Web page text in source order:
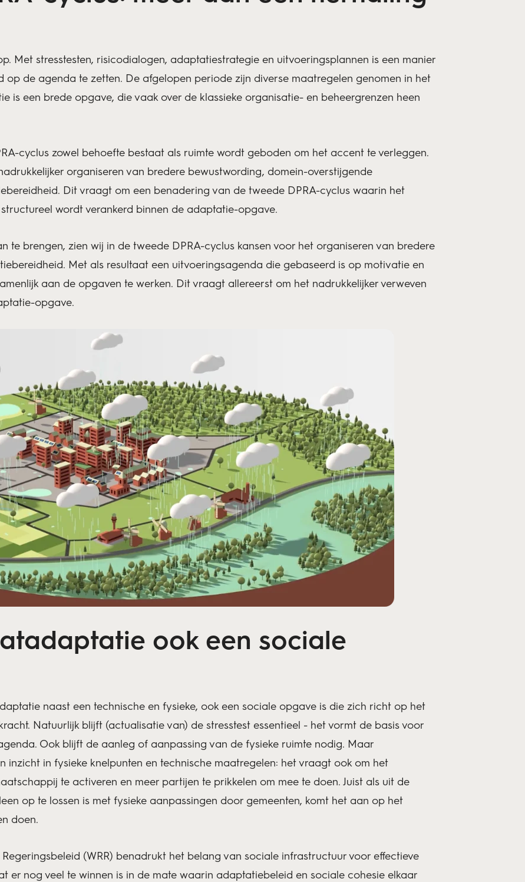
Met stresstesten, risicodialogen, adaptatiestrategie en uitvoeringsplannen is een manier
de agenda te zetten. De afgelopen periode zijn diverse maatregelen genomen in het
is een brede opgave, die vaak over de klassieke organisatie- en beheergrenzen heen
cyclus zowel behoefte bestaat als ruimte wordt geboden om het accent te verleggen.
organiseren van bredere bewustwording, domein-overstijgende
Dit vraagt om een benadering van de tweede DPRA-cyclus waarin het
wordt verankerd binnen de adaptatie-opgave.
te brengen, zien wij in de tweede DPRA-cyclus kansen voor het organiseren van bredere
Met als resultaat een uitvoeringsagenda die gebaseerd is op motivatie en
aan de opgaven te werken. Dit vraagt allereerst om het nadrukkelijker verweven
opgave.
ook een sociale
naast een technische en fysieke, ook een sociale opgave is die zich richt op het
Natuurlijk blijft (actualisatie van) de stresstest essentieel - het vormt de basis voor
Ook blijft de aanleg of aanpassing van de fysieke ruimte nodig. Maar
in fysieke knelpunten en technische maatregelen: het vraagt ook om het
te activeren en meer partijen te prikkelen om mee te doen. Juist als uit de
op te lossen is met fysieke aanpassingen door gemeenten, komt het aan op het
doen.
(WRR) benadrukt het belang van sociale infrastructuur voor effectieve
er nog veel te winnen is in de mate waarin adaptatiebeleid en sociale cohesie elkaar